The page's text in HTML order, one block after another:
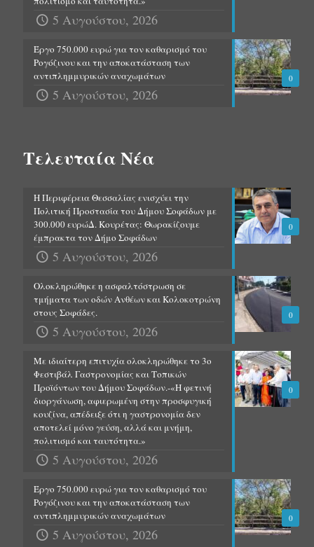
5 Αυγούστου, 2026
0
Έργο 750.000 ευρώ για τον καθαρισμό του
Ρογόζινου και την αποκατάσταση των
αντιπλημμυρικών αναχωμάτων
5 Αυγούστου, 2026
Τελευταία Νέα
0
Η Περιφέρεια Θεσσαλίας ενισχύει την
Πολιτική Προστασία του Δήμου Σοφάδων με
300.000 ευρώΔ. Κουρέτας: Θωρακίζουμε
έμπρακτα τον Δήμο Σοφάδων
5 Αυγούστου, 2026
0
Ολοκληρώθηκε η ασφαλτόστρωση σε
τμήματα των οδών Ανθέων και Κολοκοτρώνη
στους Σοφάδες.
5 Αυγούστου, 2026
0
Με ιδιαίτερη επιτυχία ολοκληρώθηκε το 3ο
Φεστιβάλ Γαστρονομίας και Τοπικών
Προϊόντων του Δήμου Σοφάδων.-«Η φετινή
διοργάνωση, αφιερωμένη στην προσφυγική
κουζίνα, απέδειξε ότι η γαστρονομία δεν
αποτελεί μόνο γεύση, αλλά και μνήμη,
πολιτισμό και ταυτότητα.»
5 Αυγούστου, 2026
0
Έργο 750.000 ευρώ για τον καθαρισμό του
Ρογόζινου και την αποκατάσταση των
αντιπλημμυρικών αναχωμάτων
5 Αυγούστου, 2026